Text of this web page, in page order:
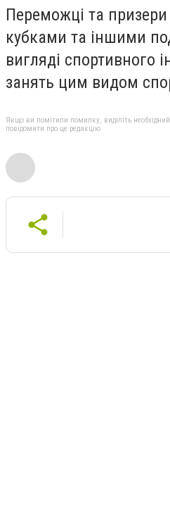
Переможці та
кубками та іншими
вигляді спортивного
занять цим видом
Якщо ви помітили помилку, виділіть
повідомити про це редакцію